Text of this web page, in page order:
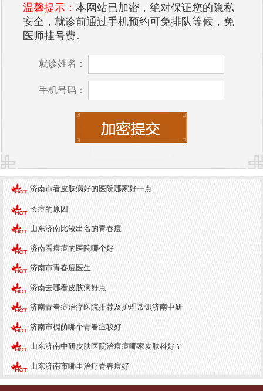
压力也有助于预防青春痘的发生。
环境对皮肤的影响
环境因素对皮肤健康有着重要影响。空气污染、紫
外线辐射、气候变化等都可能加重青春痘的症状。
济南市作为一个快速发展的城市，工业污染和交通
出时做好防护，尽量避免在高污染的环境中长时间
在济南市，有多家医院提供青春痘的专业治疗，其
中 济南中研皮肤病医院
以其出色的设备和专业的医
师团队而受到患者的广泛好评。该医院采用个性化
的治疗方案，根据患者的具体情况制定相应的治疗
计划，结合药物治疗、激光治疗和光疗等多种手
段，帮助患者有效改善皮肤状况。
在就诊前，患者可以通过医院的官方网站了解相关
信息，预约专家门诊。医院还提供详细的皮肤检
查，帮助患者明确病因，从而制定更为科学的治疗
方案。
青春痘虽然是一种常见的皮肤问题，但通过科学的
预防和治疗，绝大多数患者都能获得良好的效果。
济南中研皮肤病医院凭借其专业的医疗团队和出色
温馨提示： 本网站已加密，绝对保证您的隐私
安全，就诊前通过手机预约可免排队等候，免
医师挂号费。
就诊姓名：
手机号码：
济南市看皮肤病好的医院哪家好一点
长痘的原因
山东济南比较出名的青春痘
济南看痘痘的医院哪个好
济南市青春痘医生
济南去哪看皮肤病好点
济南青春痘治疗医院推荐及护理常识济南中研
济南市槐荫哪个青春痘较好
山东济南中研皮肤医院治痘痘哪家皮肤科好？
山东济南市哪里治疗青春痘好